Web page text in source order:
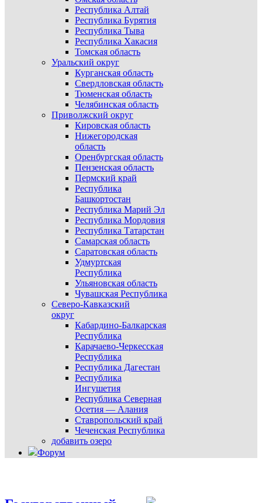
Республика Алтай
Республика Бурятия
Республика Тыва
Республика Хакасия
Томская область
Уральский округ
Курганская область
Свердловская область
Тюменская область
Челябинская область
Приволжский округ
Кировская область
Нижегородская
область
Оренбургская область
Пензенская область
Пермский край
Республика
Башкортостан
Республика Марий Эл
Республика Мордовия
Республика Татарстан
Самарская область
Саратовская область
Удмуртская
Республика
Ульяновская область
Чувашская Республика
Северо-Кавказский
округ
Кабардино-Балкарская
Республика
Карачаево-Черкесская
Республика
Республика Дагестан
Республика
Ингушетия
Республика Северная
Осетия — Алания
Ставропольский край
Чеченская Республика
добавить озеро
Форум